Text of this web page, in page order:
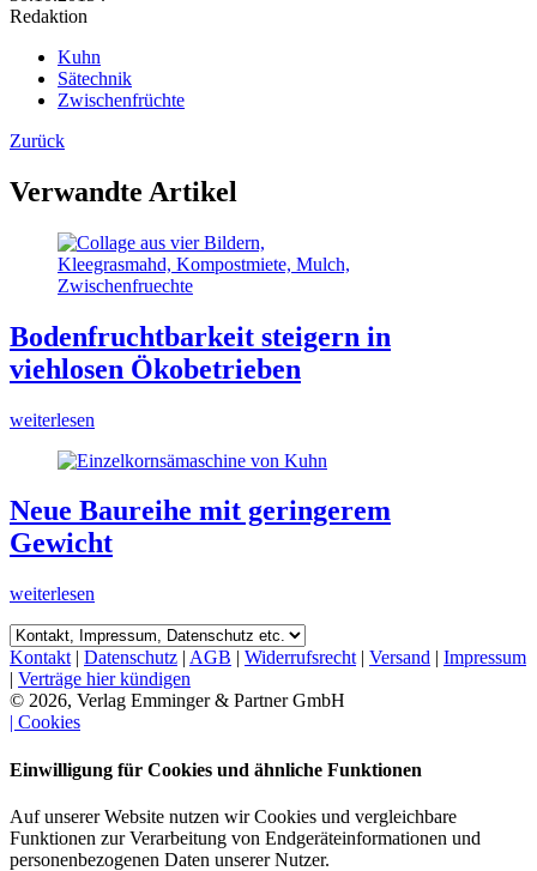
Redaktion
Kuhn
Sätechnik
Zwischenfrüchte
Zurück
Verwandte Artikel
Bodenfruchtbarkeit steigern in
viehlosen Ökobetrieben
weiterlesen
Neue Baureihe mit geringerem
Gewicht
weiterlesen
Kontakt | Datenschutz | AGB | Widerrufsrecht | Versand | Impressum
| Verträge hier kündigen
© 2026, Verlag Emminger & Partner GmbH
| Cookies
Einwilligung für Cookies und ähnliche Funktionen
Auf unserer Website nutzen wir Cookies und vergleichbare
Funktionen zur Verarbeitung von Endgeräteinformationen und
personenbezogenen Daten unserer Nutzer.